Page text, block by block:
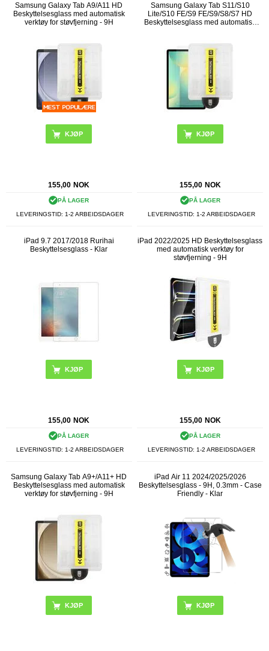
Samsung Galaxy Tab A9/A11 HD
Beskyttelsesglass med automatisk
verktøy for støvfjerning - 9H
155,00 NOK
PÅ LAGER
LEVERINGSTID: 1-2 ARBEIDSDAGER
Samsung Galaxy Tab S11/S10
Lite/S10 FE/S9 FE/S9/S8/S7 HD
Beskyttelsesglass med automatisk
155,00 NOK
PÅ LAGER
LEVERINGSTID: 1-2 ARBEIDSDAGER
iPad 9.7 2017/2018 Rurihai
Beskyttelsesglass - Klar
155,00 NOK
PÅ LAGER
LEVERINGSTID: 1-2 ARBEIDSDAGER
iPad 2022/2025 HD Beskyttelsesglass
med automatisk verktøy for
støvfjerning - 9H
155,00 NOK
PÅ LAGER
LEVERINGSTID: 1-2 ARBEIDSDAGER
Samsung Galaxy Tab A9+/A11+ HD
Beskyttelsesglass med automatisk
verktøy for støvfjerning - 9H
iPad Air 11 2024/2025/2026
Beskyttelsesglass - 9H, 0.3mm - Case
Friendly - Klar